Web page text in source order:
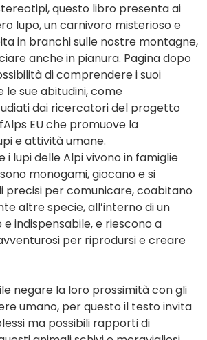
questo libro presenta ai
lupo, un carnivoro misterioso e
in branchi sulle nostre montagne,
anche in pianura. Pagina dopo
di comprendere i suoi
sue abitudini, come
dai ricercatori del progetto
EU che promuove la
e attività umane.
i lupi delle Alpi vivono in famiglie
monogami, giocano e si
precisi per comunicare, coabitano
altre specie, all’interno di un
indispensabile, e riescono a
per riprodursi e creare
negare la loro prossimità con gli
umano, per questo il testo invita
ma possibili rapporti di